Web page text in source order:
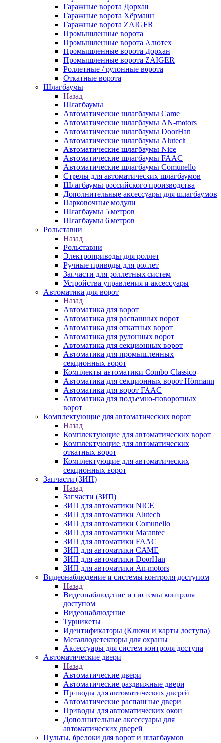
Гаражные ворота Дорхан
Гаражные ворота Хёрманн
Гаражные ворота ZAIGER
Промышленные ворота
Промышленные ворота Алютех
Промышленные ворота Дорхан
Промышленные ворота ZAIGER
Роллетные / рулонные ворота
Откатные ворота
Шлагбаумы
Назад
Шлагбаумы
Автоматические шлагбаумы Came
Автоматические шлагбаумы AN-motors
Автоматические шлагбаумы DoorHan
Автоматические шлагбаумы Alutech
Автоматические шлагбаумы Nice
Автоматические шлагбаумы FAAC
Автоматические шлагбаумы Comunello
Стрелы для автоматических шлагбаумов
Шлагбаумы российского производства
Дополнительные аксессуары для шлагбаумов
Парковочные модули
Шлагбаумы 5 метров
Шлагбаумы 6 метров
Рольставни
Назад
Рольставни
Электроприводы для роллет
Ручные приводы для роллет
Запчасти для роллетных систем
Устройства управления и аксессуары
Автоматика для ворот
Назад
Автоматика для ворот
Автоматика для распашных ворот
Автоматика для откатных ворот
Автоматика для рулонных ворот
Автоматика для секционных ворот
Автоматика для промышленных
секционных ворот
Комплекты автоматики Combo Classico
Автоматика для секционных ворот Hörmann
Автоматика для ворот FAAC
Автоматика для подъемно-поворотных
ворот
Комплектующие для автоматических ворот
Назад
Комплектующие для автоматических ворот
Комплектующие для автоматических
откатных ворот
Комплектующие для автоматических
секционных ворот
Запчасти (ЗИП)
Назад
Запчасти (ЗИП)
ЗИП для автоматики NICE
ЗИП для автоматики Alutech
ЗИП для автоматики Comunello
ЗИП для автоматики Marantec
ЗИП для автоматики FAAC
ЗИП для автоматики CAME
ЗИП для автоматики DoorHan
ЗИП для автоматики An-motors
Видеонаблюдение и системы контроля доступом
Назад
Видеонаблюдение и системы контроля
доступом
Видеонаблюдение
Турникеты
Идентификаторы (Ключи и карты доступа)
Металлодетекторы для охраны
Аксессуары для систем контроля доступа
Автоматические двери
Назад
Автоматические двери
Автоматические раздвижные двери
Приводы для автоматических дверей
Автоматические распашные двери
Приводы для автоматических окон
Дополнительные аксессуары для
автоматических дверей
Пульты, брелоки для ворот и шлагбаумов